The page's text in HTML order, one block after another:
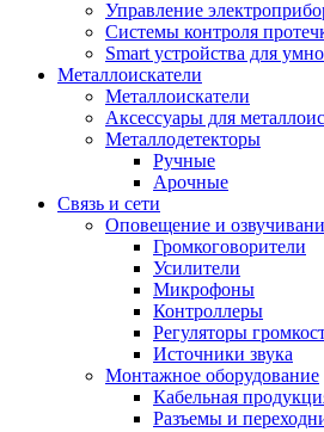
Управление
Системы контроля
Smart устройства для
Металлоискатели
Металлоискатели
Аксессуары для
Металлодетекторы
Ручные
Арочные
Связь и сети
Оповещение и
Громкоговорители
Усилители
Микрофоны
Контроллеры
Регуляторы
Источники звука
Монтажное оборудование
Кабельная
Разъемы и